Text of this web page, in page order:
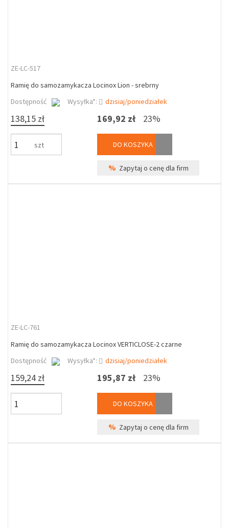
ZE-LC-517
Ramię do samozamykacza Locinox Lion - srebrny
Dostępność
Wysyłka*: dzisiaj/poniedziałek
138,15 zł
szt
169,92 zł 23%
DO KOSZYKA
% Zapytaj o cenę dla firm
ZE-LC-761
Ramię do samozamykacza Locinox VERTICLOSE-2 czarne
Dostępność
Wysyłka*: dzisiaj/poniedziałek
159,24 zł 195,87 zł 23%
DO KOSZYKA
% Zapytaj o cenę dla firm